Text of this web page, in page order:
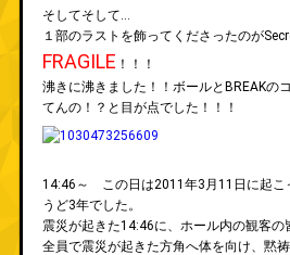
そしてそして…
１部のラストを飾ってくださったのが
FRAGILE ！！！
沸きに沸きました！！ボールとBREAKの
てんの！？と目が点でした！！！
14:46～ この日は2011年3月11日に起こ
うど3年でした。
震災が起きた14:46に、ホール内の観客の
全員で震災が起きた方角へ体を向け、黙祷